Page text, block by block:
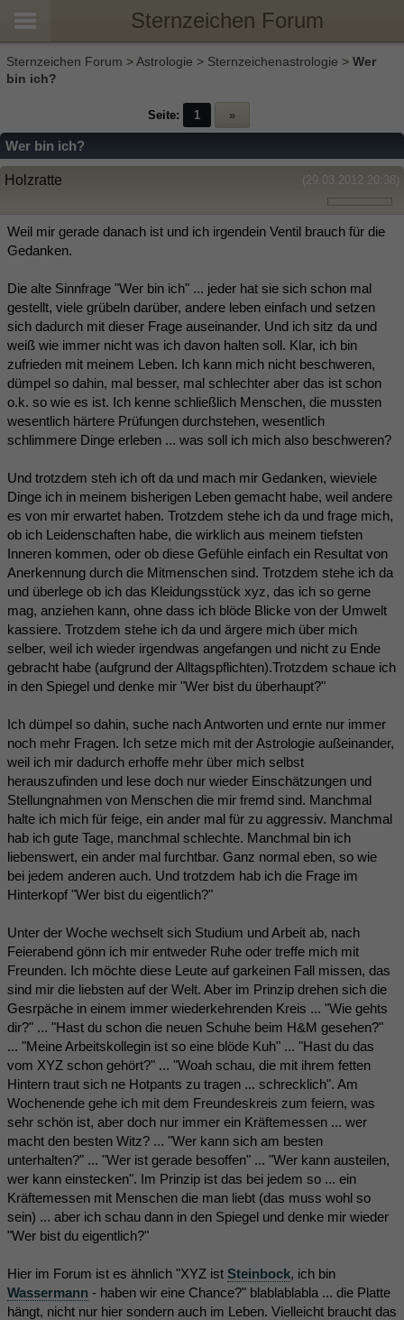
Sternzeichen Forum
Sternzeichen Forum >Astrologie > Sternzeichenastrologie > Wer
bin ich?
Seite: 1 »
Wer bin ich?
(29.03.2012 20:38)
Holzratte
Weil mir gerade danach ist und ich irgendein Ventil brauch für die
Gedanken.
Die alte Sinnfrage "Wer bin ich" ... jeder hat sie sich schon mal
gestellt, viele grübeln darüber, andere leben einfach und setzen
sich dadurch mit dieser Frage auseinander. Und ich sitz da und
weiß wie immer nicht was ich davon halten soll. Klar, ich bin
zufrieden mit meinem Leben. Ich kann mich nicht beschweren,
dümpel so dahin, mal besser, mal schlechter aber das ist schon
o.k. so wie es ist. Ich kenne schließlich Menschen, die mussten
wesentlich härtere Prüfungen durchstehen, wesentlich
schlimmere Dinge erleben ... was soll ich mich also beschweren?
Und trotzdem steh ich oft da und mach mir Gedanken, wieviele
Dinge ich in meinem bisherigen Leben gemacht habe, weil andere
es von mir erwartet haben. Trotzdem stehe ich da und frage mich,
ob ich Leidenschaften habe, die wirklich aus meinem tiefsten
Inneren kommen, oder ob diese Gefühle einfach ein Resultat von
Anerkennung durch die Mitmenschen sind. Trotzdem stehe ich da
und überlege ob ich das Kleidungsstück xyz, das ich so gerne
mag, anziehen kann, ohne dass ich blöde Blicke von der Umwelt
kassiere. Trotzdem stehe ich da und ärgere mich über mich
selber, weil ich wieder irgendwas angefangen und nicht zu Ende
gebracht habe (aufgrund der Alltagspflichten).Trotzdem schaue ich
in den Spiegel und denke mir "Wer bist du überhaupt?"
Ich dümpel so dahin, suche nach Antworten und ernte nur immer
noch mehr Fragen. Ich setze mich mit der Astrologie außeinander,
weil ich mir dadurch erhoffe mehr über mich selbst
herauszufinden und lese doch nur wieder Einschätzungen und
Stellungnahmen von Menschen die mir fremd sind. Manchmal
halte ich mich für feige, ein ander mal für zu aggressiv. Manchmal
hab ich gute Tage, manchmal schlechte. Manchmal bin ich
liebenswert, ein ander mal furchtbar. Ganz normal eben, so wie
bei jedem anderen auch. Und trotzdem hab ich die Frage im
Hinterkopf "Wer bist du eigentlich?"
Unter der Woche wechselt sich Studium und Arbeit ab, nach
Feierabend gönn ich mir entweder Ruhe oder treffe mich mit
Freunden. Ich möchte diese Leute auf garkeinen Fall missen, das
sind mir die liebsten auf der Welt. Aber im Prinzip drehen sich die
Gesrpäche in einem immer wiederkehrenden Kreis ... "Wie gehts
dir?" ... "Hast du schon die neuen Schuhe beim H&M gesehen?"
... "Meine Arbeitskollegin ist so eine blöde Kuh" ... "Hast du das
vom XYZ schon gehört?" ... "Woah schau, die mit ihrem fetten
Hintern traut sich ne Hotpants zu tragen ... schrecklich". Am
Wochenende gehe ich mit dem Freundeskreis zum feiern, was
sehr schön ist, aber doch nur immer ein Kräftemessen ... wer
macht den besten Witz? ... "Wer kann sich am besten
unterhalten?" ... "Wer ist gerade besoffen" ... "Wer kann austeilen,
wer kann einstecken". Im Prinzip ist das bei jedem so ... ein
Kräftemessen mit Menschen die man liebt (das muss wohl so
sein) ... aber ich schau dann in den Spiegel und denke mir wieder
"Wer bist du eigentlich?"
Hier im Forum ist es ähnlich "XYZ ist Steinbock, ich bin
Wassermann - haben wir eine Chance?" blablablabla ... die Platte
hängt, nicht nur hier sondern auch im Leben. Vielleicht braucht das